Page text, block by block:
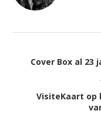
Cover Box al
VisiteKaart op